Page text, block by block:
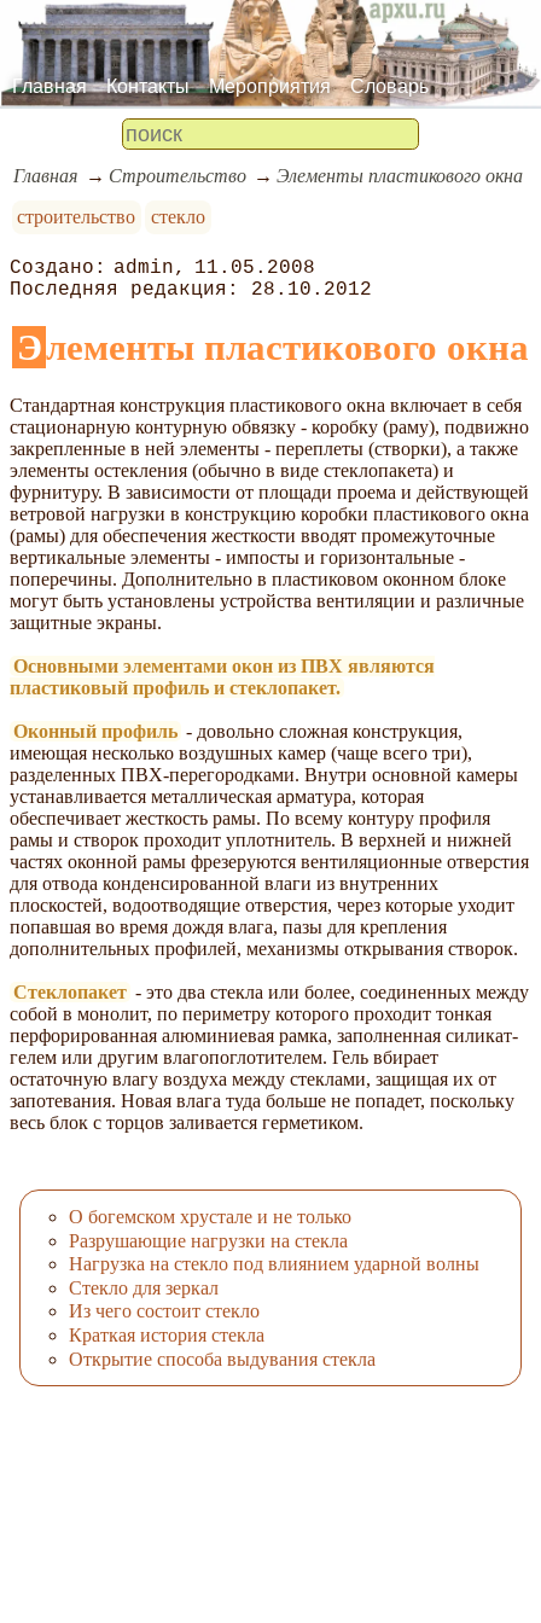
Главная Контакты Мероприятия Словарь
Главная Строительство
Элементы пластикового окна
строительство
стекло
admin
11.05.2008
28.10.2012
Элементы пластикового окна
Стандартная конструкция пластикового окна включает в себя
стационарную контурную обвязку - коробку (раму), подвижно
закрепленные в ней элементы - переплеты (створки), а также
элементы остекления (обычно в виде стеклопакета) и
фурнитуру. В зависимости от площади проема и действующей
ветровой нагрузки в конструкцию коробки пластикового окна
(рамы) для обеспечения жесткости вводят промежуточные
вертикальные элементы - импосты и горизонтальные -
поперечины. Дополнительно в пластиковом оконном блоке
могут быть установлены устройства вентиляции и различные
защитные экраны.
Основными элементами окон из ПВХ являются
пластиковый профиль и стеклопакет.
Оконный профиль - довольно сложная конструкция,
имеющая несколько воздушных камер (чаще всего три),
разделенных ПВХ-перегородками. Внутри основной камеры
устанавливается металлическая арматура, которая
обеспечивает жесткость рамы. По всему контуру профиля
рамы и створок проходит уплотнитель. В верхней и нижней
частях оконной рамы фрезеруются вентиляционные отверстия
для отвода конденсированной влаги из внутренних
плоскостей, водоотводящие отверстия, через которые уходит
попавшая во время дождя влага, пазы для крепления
дополнительных профилей, механизмы открывания створок.
Стеклопакет - это два стекла или более, соединенных между
собой в монолит, по периметру которого проходит тонкая
перфорированная алюминиевая рамка, заполненная силикат-
гелем или другим влагопоглотителем. Гель вбирает
остаточную влагу воздуха между стеклами, защищая их от
запотевания. Новая влага туда больше не попадет, поскольку
весь блок с торцов заливается герметиком.
О богемском хрустале и не только
Разрушающие нагрузки на стекла
Нагрузка на стекло под влиянием ударной волны
Стекло для зеркал
Из чего состоит стекло
Краткая история стекла
Открытие способа выдувания стекла